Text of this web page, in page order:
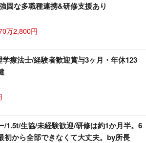
固な多職種連携&研修支援あり
万2,800円
療法士/経験者歓迎賞与3ヶ月・年休123
/1.5t/生協/未経験歓迎/研修は約1か月半。6
初から全部できなくて大丈夫。by所長